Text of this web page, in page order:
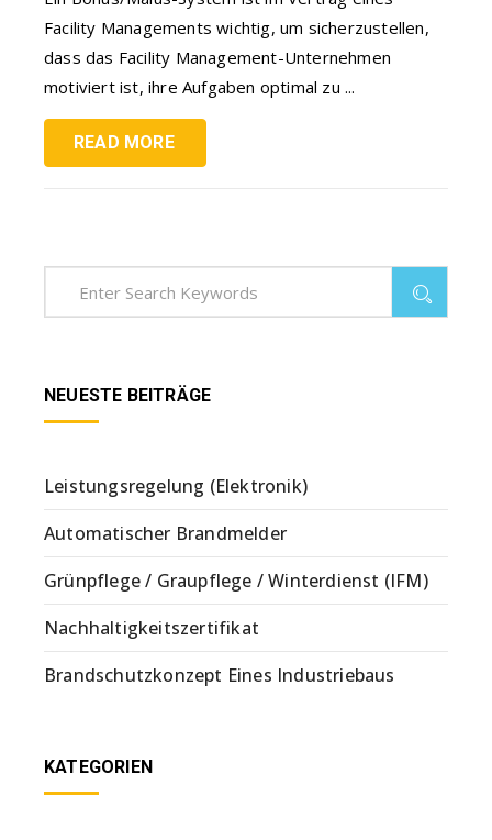
Facility Managements wichtig, um sicherzustellen,
dass das Facility Management-Unternehmen
motiviert ist, ihre Aufgaben optimal zu ...
READ MORE
NEUESTE BEITRÄGE
Leistungsregelung (Elektronik)
Automatischer Brandmelder
Grünpflege / Graupflege / Winterdienst (IFM)
Nachhaltigkeitszertifikat
Brandschutzkonzept Eines Industriebaus
KATEGORIEN